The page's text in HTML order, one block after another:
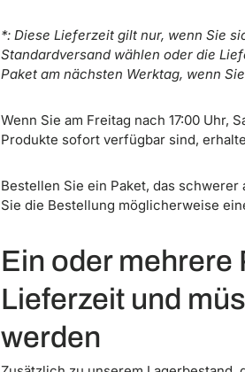
*: Diese Lieferzeit gilt nur, wenn Sie
Standardversand wählen oder die
Paket am nächsten Werktag, wenn
Wenn Sie am Freitag nach 17:00 Uhr,
Produkte sofort verfügbar sind,
Bestellen Sie ein Paket, das
Sie die Bestellung möglicherweise
Ein oder mehrere
Lieferzeit und
werden